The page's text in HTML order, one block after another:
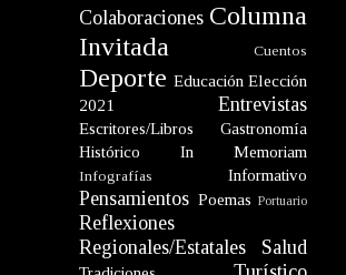
Colaboraciones Columna
Invitada
Cuentos
Deporte Educación Elección
2021
Entrevistas
Escritores/Libros
Gastronomía
Histórico
In Memoriam
Infografías Informativo
Pensamientos Poemas Portuario
Reflexiones
Regionales/Estatales
Salud